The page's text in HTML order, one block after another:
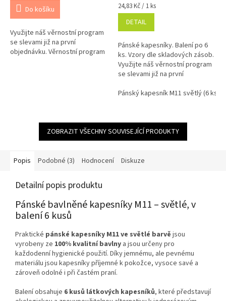
Do košíku
Využijte náš věrnostní program
se slevami již na první
objednávku. Věrnostní program
Měrná
cena:
24,83 Kč / 1 ks
DETAIL
Pánské kapesníky. Balení po 6
ks. Vzory dle skladových zásob.
Využijte náš věrnostní program
se slevami již na první
Pánský kapesník M11 světlý (6 ks)
ZOBRAZIT VŠECHNY SOUVISEJÍCÍ PRODUKTY
Popis Podobné (3) Hodnocení Diskuze
Detailní popis produktu
Pánské bavlněné kapesníky M11 – světlé, v
balení 6 kusů
Praktické pánské kapesníky M11 ve světlé barvě jsou
vyrobeny ze 100% kvalitní bavlny a jsou určeny pro
každodenní hygienické použití. Díky jemnému, ale pevnému
materiálu jsou kapesníky příjemné k pokožce, vysoce savé a
zároveň odolné i při častém praní.
Balení obsahuje 6 kusů látkových kapesníků, které představují